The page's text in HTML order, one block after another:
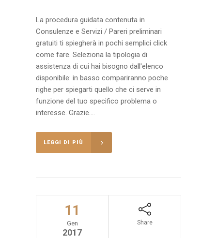
La procedura guidata contenuta in
Consulenze e Servizi / Pareri preliminari
gratuiti ti spiegherà in pochi semplici click
come fare. Seleziona la tipologia di
assistenza di cui hai bisogno dall'elenco
disponibile: in basso compariranno poche
righe per spiegarti quello che ci serve in
funzione del tuo specifico problema o
interesse. Grazie....
LEGGI DI PIÙ
11
Gen
2017
Share